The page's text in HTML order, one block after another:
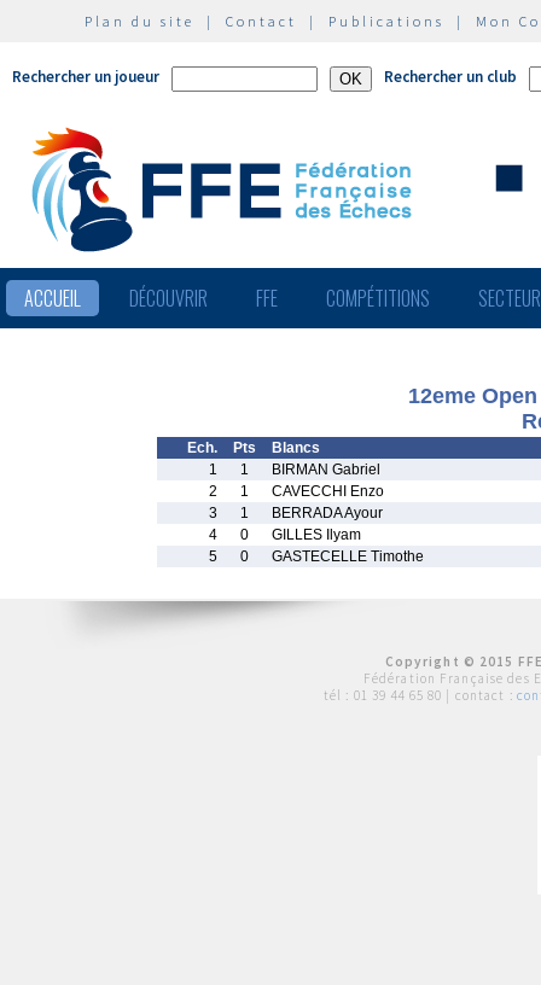
Plan du site | Contact | Publications | Mon
Rechercher un joueur Rechercher un club
ACCUEIL DÉCOUVRIR FFE COMPÉTITIONS
12eme
Ech. Pts
Blancs
1
1
BIRMAN Gabriel
2
1
CAVECCHI Enzo
3
1
BERRADA Ayour
4
0
GILLES Ilyam
5
0 GASTECELLE Timothe
Copyright © 2015
Fédération Française des
tél : 01 39 44 65 80 | contact :